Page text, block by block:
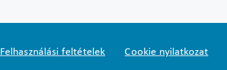
Felhasználási feltételek Cookie nyilatkozat